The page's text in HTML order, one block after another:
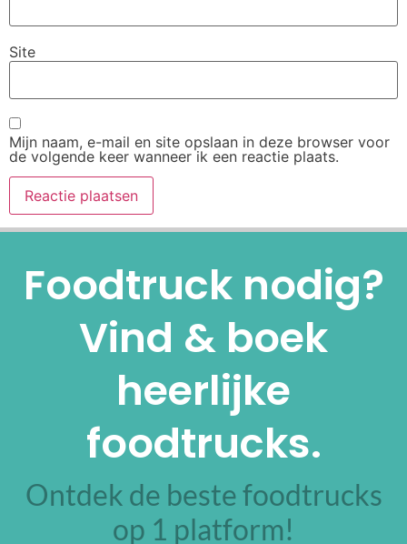
Site
Mijn naam, e-mail en site opslaan in deze browser voor
de volgende keer wanneer ik een reactie plaats.
Foodtruck nodig?
Vind & boek
heerlijke
foodtrucks.
Ontdek de beste foodtrucks
op 1 platform!